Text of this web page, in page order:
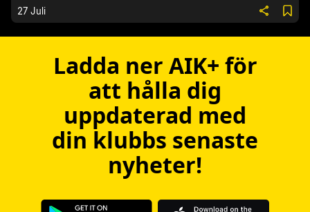
27 Juli
Ladda ner AIK+ för
att hålla dig
uppdaterad med
din klubbs senaste
nyheter!